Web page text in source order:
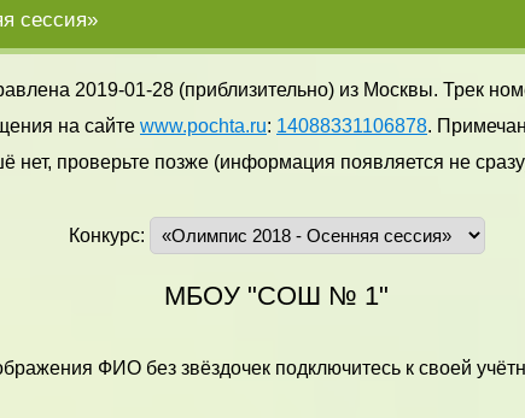
сессия»
2019-01-28 (приблизительно) из Москвы. Трек
на сайте www.pochta.ru: 14088331106878.
проверьте позже (информация появляется не
Конкурс:
МБОУ "СОШ № 1"
ФИО без звёздочек подключитесь к своей